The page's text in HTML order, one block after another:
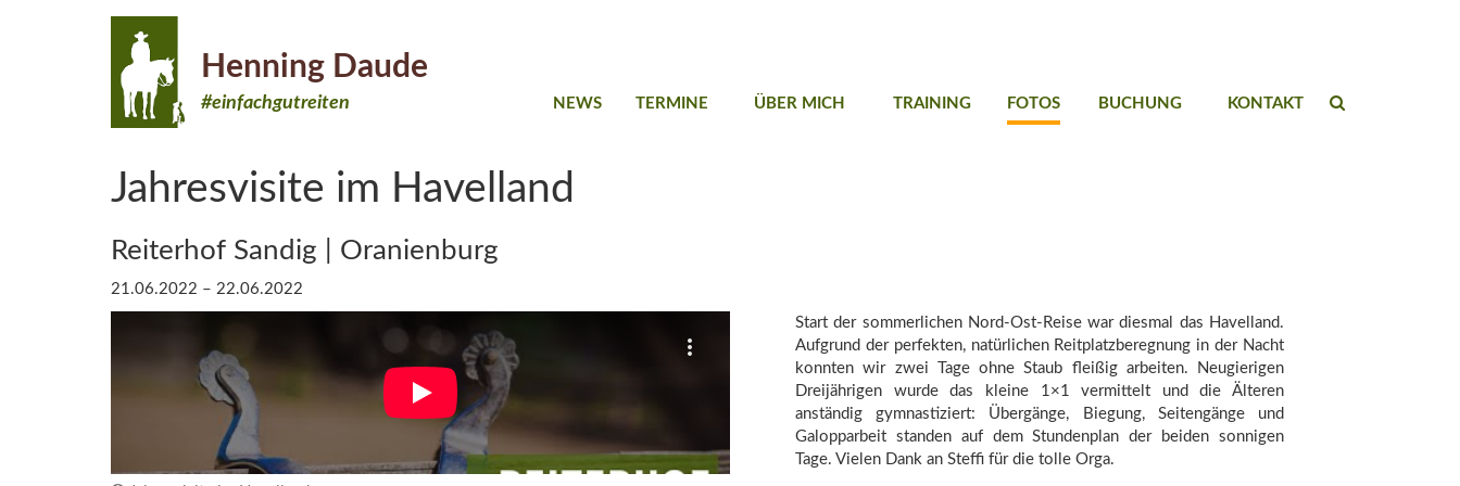
Henning Daude
#einfachgutreiten NEWS TERMINE ÜBER MICH TRAINING FOTOS BUCHUNG KONTAKT
Jahresvisite im Havelland
Reiterhof Sandig | Oranienburg
21.06.2022 – 22.06.2022
Start der sommerlichen Nord-Ost-Reise war diesmal das Havelland.
Aufgrund der perfekten, natürlichen Reitplatzberegnung in der Nacht
konnten wir zwei Tage ohne Staub fleißig arbeiten. Neugierigen
Dreijährigen wurde das kleine 1×1 vermittelt und die Älteren
anständig gymnastiziert: Übergänge, Biegung, Seitengänge und
Galopparbeit standen auf dem Stundenplan der beiden sonnigen
Tage. Vielen Dank an Steffi für die tolle Orga.